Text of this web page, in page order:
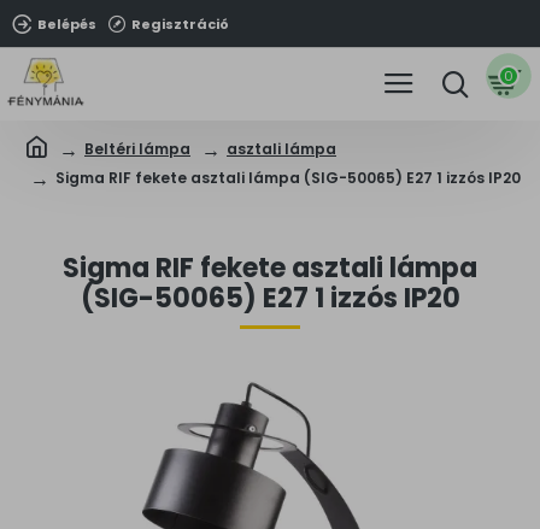
Belépés Regisztráció
0
Beltéri lámpa
asztali lámpa
Sigma RIF fekete asztali lámpa (SIG-50065) E27 1 izzós IP20
Sigma RIF fekete asztali lámpa
(SIG-50065) E27 1 izzós IP20